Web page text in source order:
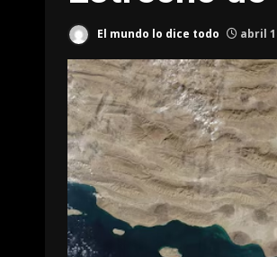
El mundo lo dice todo abril